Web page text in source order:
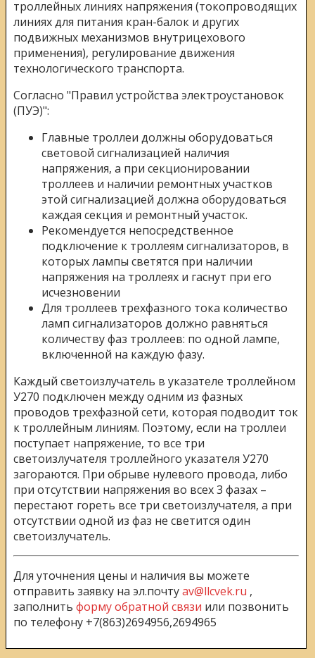
троллейных линиях напряжения (токопроводящих
линиях для питания кран-балок и других
подвижных механизмов внутрицехового
применения), регулирование движения
технологического транспорта.
Согласно "Правил устройства электроустановок
(ПУЭ)":
Главные троллеи должны оборудоваться
световой сигнализацией наличия
напряжения, а при секционировании
троллеев и наличии ремонтных участков
этой сигнализацией должна оборудоваться
каждая секция и ремонтный участок.
Рекомендуется непосредственное
подключение к троллеям сигнализаторов, в
которых лампы светятся при наличии
напряжения на троллеях и гаснут при его
исчезновении
Для троллеев трехфазного тока количество
ламп сигнализаторов должно равняться
количеству фаз троллеев: по одной лампе,
включенной на каждую фазу.
Каждый светоизлучатель в указателе троллейном
У270 подключен между одним из фазных
проводов трехфазной сети, которая подводит ток
к троллейным линиям. Поэтому, если на троллеи
поступает напряжение, то все три
светоизлучателя троллейного указателя У270
загораются. При обрыве нулевого провода, либо
при отсутствии напряжения во всех 3 фазах –
перестают гореть все три светоизлучателя, а при
отсутствии одной из фаз не светится один
светоизлучатель.
Для уточнения цены и наличия вы можете
отправить заявку на эл.почтуav@llcvek.ru ,
заполнить форму обратной связи или позвонить
по телефону +7(863)2694956,2694965